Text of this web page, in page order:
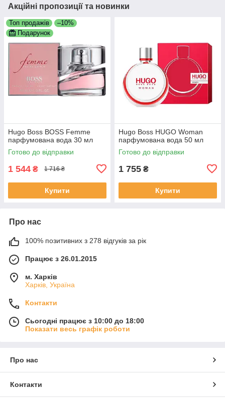
Акційні пропозиції та новинки
Топ продажів
–10%
Подарунок
Hugo Boss BOSS Femme
парфумована вода 30 мл
Готово до відправки
1 544 ₴ 1 716 ₴
Купити
Hugo Boss HUGO Woman
парфумована вода 50 мл
Готово до відправки
1 755 ₴
Купити
Про нас
100% позитивних з 278 відгуків за рік
Працює з 26.01.2015
м. Харків
Харків, Україна
Контакти
Сьогодні працює з 10:00 до 18:00
Показати весь графік роботи
Про нас
Контакти